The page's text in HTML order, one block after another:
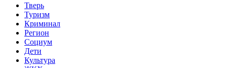
Тверь
Туризм
Криминал
Регион
Социум
Дети
Культура